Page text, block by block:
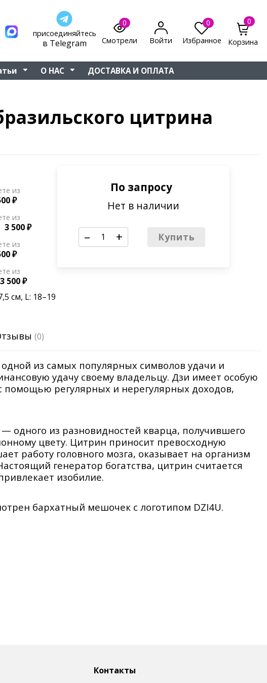
присоединяйтесь
в Telegram
0
Смотрели
Войти
0
Избранное
0
Корзина
О НАС ДОСТАВКА И ОПЛАТА
цитрина
из
₽
из
3 500₽
из
₽
из
3 500₽
см, L: 18–19
По запросу
Нет в наличии
– + Купить
(0)
одной из самых популярных символов удачи и
удачу своему владельцу. Дзи имеет особую
помощью регулярных и нерегулярных доходов,
одного из разновидностей кварца, получившего
цвету. Цитрин приносит превосходную
работу головного мозга, оказывает на организм
генератор богатства, цитрин считается
изобилие.
бархатный мешочек с логотипом DZI4U.
рисунок. Поэтому браслет может отличаться
Контакты